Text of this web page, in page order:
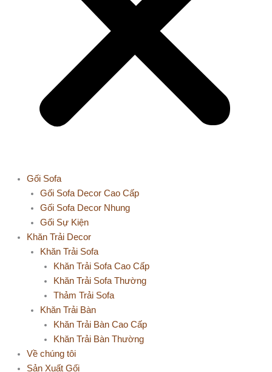
Gối Sofa
Gối Sofa Decor Cao Cấp
Gối Sofa Decor Nhung
Gối Sự Kiện
Khăn Trải Decor
Khăn Trải Sofa
Khăn Trải Sofa Cao Cấp
Khăn Trải Sofa Thường
Thảm Trải Sofa
Khăn Trải Bàn
Khăn Trải Bàn Cao Cấp
Khăn Trải Bàn Thường
Về chúng tôi
Sản Xuất Gối